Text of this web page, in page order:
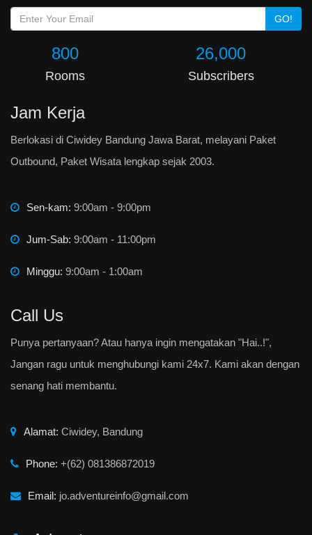
GO!
800
Rooms
26,000
Subscribers
Jam Kerja
Berlokasi di Ciwidey Bandung Jawa Barat, melayani Paket
Outbound, Paket Wisata lengkap sejak 2003.
Sen-kam: 9:00am - 9:00pm
Jum-Sab: 9:00am - 11:00pm
Minggu: 9:00am - 1:00am
Call Us
Punya pertanyaan? Atau hanya ingin mengatakan "Hai..!",
Jangan ragu untuk menghubungi kami 24x7. Kami akan dengan
senang hati membantu.
Alamat: Ciwidey, Bandung
Phone: +(62) 081386872019
Email: jo.adventureinfo@gmail.com